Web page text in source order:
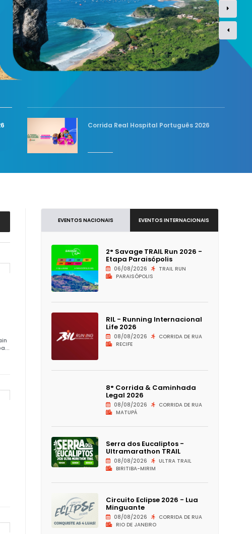
Corrida Real Hospital Português 2026
EVENTOS NACIONAIS EVENTOS INTERNACIONAIS
2° Savage TRAIL Run 2026 -
Etapa Paraisópolis
06/08/2026
TRAIL RUN
PARAISÓPOLIS
RIL - Running Internacional
Life 2026
08/08/2026
CORRIDA DE RUA
RECIFE
8° Corrida & Caminhada
Legal 2026
08/08/2026
CORRIDA DE RUA
MATUPÁ
Serra dos Eucaliptos -
Ultramarathon TRAIL
08/08/2026
ULTRA TRAIL
BIRITIBA-MIRIM
Circuito Eclipse 2026 - Lua
Minguante
08/08/2026
CORRIDA DE RUA
RIO DE JANEIRO